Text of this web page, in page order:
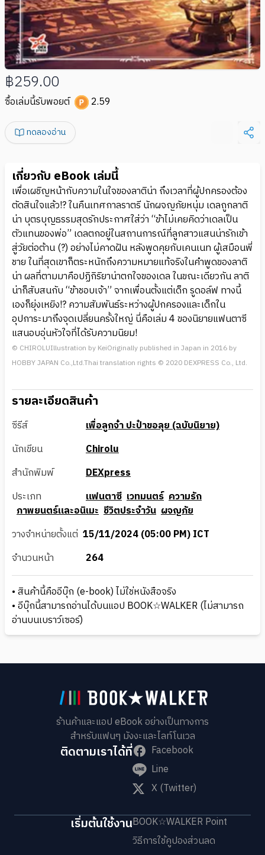
฿259.00
ซื้อเล่มนี้รับพอยต์ 2.59
ทดลองอ่าน
เกี่ยวกับ eBook เล่มนี้
เพื่อเผชิญหน้ากับความในใจของลาติน่า ถึงเวลาที่ผู้ปกครองต้อง
ตัดสินใจแล้ว!? ในคืนเทศกาลราตรี นักผจญภัยหนุ่ม เดลถูกลาติ
น่า บุตรบุญธรรมสุดรักประกาศใส่ว่า “ข้าไม่เคยคิดว่าเดลเป็น
ตัวแทนของพ่อ” เดลตกอยู่ในสถานการณ์ที่ลูกสาวแสนน่ารักเข้า
สู่วัยต่อต้าน (?) อย่างไม่คาดฝัน หลังพูดคุยกับเคนเนท ผู้เสมือนพี่
ชาย ในที่สุดเขาก็ตระหนักถึงความหมายแท้จริงในคำพูดของลาติ
น่า ผลที่ตามมาคือปฏิกิริยาน่าตกใจของเดล ในขณะเดียวกัน ลาติ
น่าก็สับสนกับ “ข้าชอบเจ้า” จากเพื่อนตั้งแต่เด็ก รูดอล์ฟ ทางนี้
เองก็ยุ่งเหยิง!? ความสัมพันธ์ระหว่างผู้ปกครองและเด็กใน
อุปการะมาถึงจุดเปลี่ยนครั้งใหญ่ นี่คือเล่ม 4 ของนิยายแฟนตาซี
แสนอบอุ่นหัวใจที่ได้รับความนิยม!
© CHIROLUIllustration by KeiOriginally published in Japan in 2016 by
HOBBY JAPAN Co.,Ltd.Thai translation rights © 2020 DEXPRESS Co., Ltd.
รายละเอียดสินค้า
ซีรีส์
เพื่อลูกจ๋า ปะป๋าขอลุย (ฉบับนิยาย)
นักเขียน
Chirolu
สำนักพิมพ์
DEXpress
ประเภท
แฟนตาซี เวทมนตร์ ความรัก
ภาพยนตร์และอนิเมะ ชีวิตประจำวัน ผจญภัย
วางจำหน่ายตั้งแต่ 15/11/2024 (05:00 PM) ICT
จำนวนหน้า
264
• สินค้านี้คืออีบุ๊ก (e-book) ไม่ใช่หนังสือจริง
• อีบุ๊กนี้สามารถอ่านได้บนแอป BOOK☆WALKER (ไม่สามารถ
อ่านบนเบราว์เซอร์)
ร้านค้าและแอป eBook อย่างเป็นทางการ
สำหรับแฟนๆ มังงะและไลท์โนเวล
ติดตามเราได้ที่
Facebook
Line
X (Twitter)
เริ่มต้นใช้งานBOOK☆WALKER Point
วิธีการใช้คูปองส่วนลด